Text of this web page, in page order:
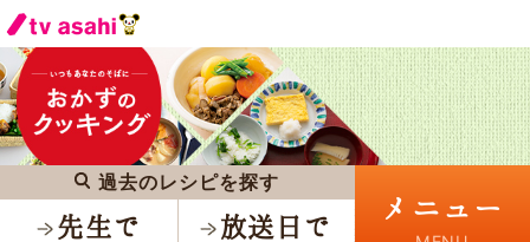
過去のレシピを探す
先生で 放送日で
メニュー